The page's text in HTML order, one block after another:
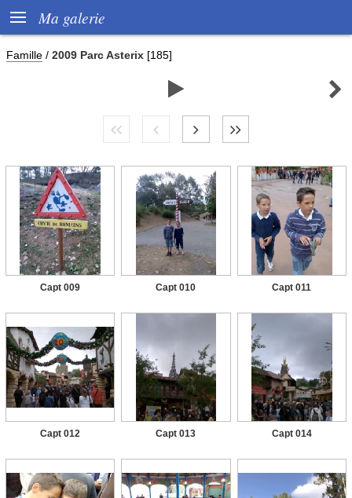
 Ma galerie
Famille / 2009 Parc Asterix [185]
 
Capt 009 Capt 010 Capt 011
Capt 012 Capt 013 Capt 014